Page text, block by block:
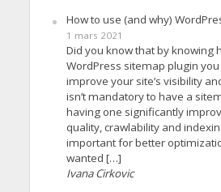
How to use (and why)
1 mars 2021
Did you know that by knowing
WordPress sitemap plugin
improve your site’s visibility
isn’t mandatory to have a
having one significantly
quality, crawlability and
important for better
wanted […]
Ivana Cirkovic